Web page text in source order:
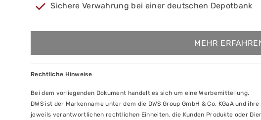
Sichere Verwahrung bei einer deutschen Depotbank
MEHR
Rechtliche Hinweise
Bei dem vorliegenden Dokument handelt es sich um eine Werbemitteilung.
DWS ist der Markenname unter dem die DWS Group GmbH & Co. KGaA und
jeweils verantwortlichen rechtlichen Einheiten, die Kunden Produkte oder